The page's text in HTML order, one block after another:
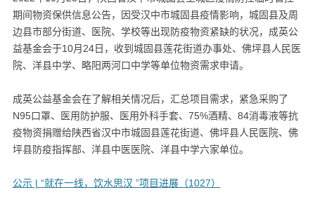
期间物资保供信息公告，因受汉中市城固县疫情影响，城固县及周
边县市部分街道、医院、学校等出现防疫物资紧缺的状况，成英公
益基金会于10月24日，收到城固县莲花街道办事处、佛坪县人民医
院、洋县中学、略阳两河口中学等单位物资需求申请。
成英公益基金会在了解相关情况后，汇总项目需求，紧急采购了
N95口罩、医用防护服、医用外科手套、75%酒精、84消毒液等抗
疫物资捐赠给陕西省汉中市城固县莲花街道、佛坪县人民医院、佛
坪县防疫指挥部、洋县中医医院、洋县中学六家单位。
公示 | “就在一线，饮水思汉 ”项目进展（1027）